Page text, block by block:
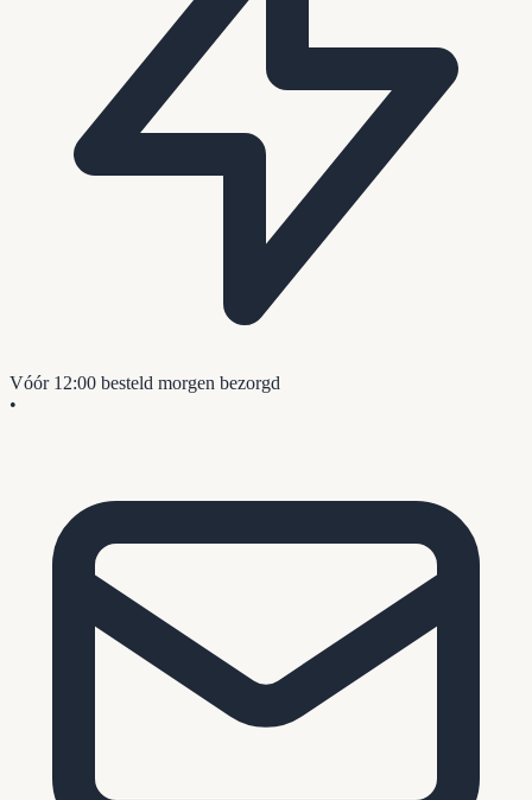
Vóór 12:00 besteld morgen bezorgd
•